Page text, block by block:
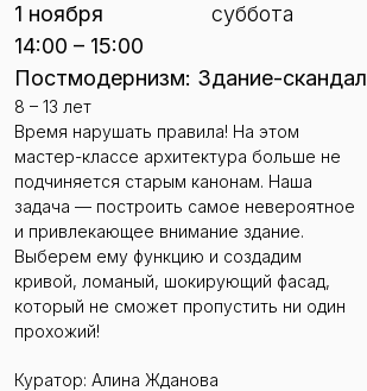
1 ноября
суббота
14:00 – 15:00
Постмодернизм: Здание-скандал
8 – 13 лет
Время нарушать правила! На этом
мастер-классе архитектура больше не
подчиняется старым канонам. Наша
задача — построить самое невероятное
и привлекающее внимание здание.
Выберем ему функцию и создадим
кривой, ломаный, шокирующий фасад,
который не сможет пропустить ни один
прохожий!
Куратор: Алина Жданова